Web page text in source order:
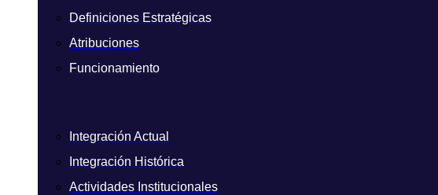
Definiciones Estratégicas
Atribuciones
Funcionamiento
Integración Actual
Integración Histórica
Actividades Institucionales